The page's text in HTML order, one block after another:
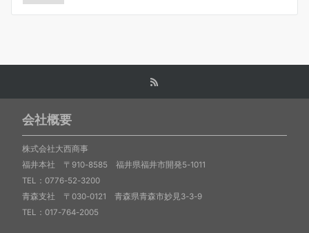
ナ
シ
ョ
ン
会社概要
株式会社大西商事
福井本社 〒910-8585 福井県福井市開発5-1011
TEL：0776-52-3200
青森支社 〒030-0121 青森県青森市妙見3-3-9
TEL：017-764-2005